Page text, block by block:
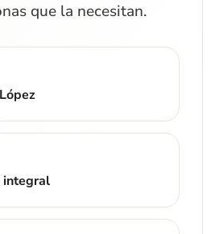
que la necesitan.